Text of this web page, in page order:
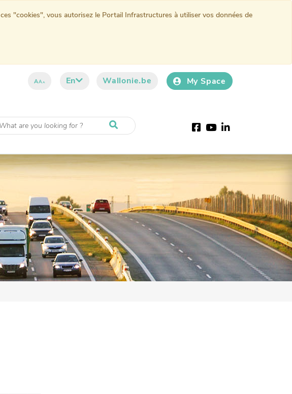
AAA En Wallonie.be My Space
Facebook
YoutubeLinkedIn
"cookies", vous autorisez le Portail Infrastructures à utiliser vos données de